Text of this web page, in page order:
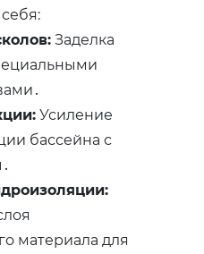
Заделка
Усиление
бассейна с
материала для